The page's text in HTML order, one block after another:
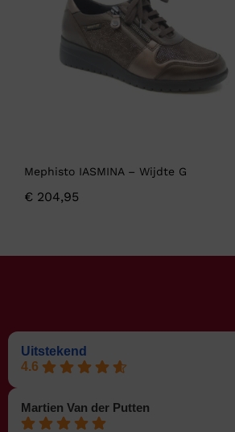
Mephisto IASMINA – Wijdte G
€ 204,95
Uitstekend
4.6
Martien Van der Putten